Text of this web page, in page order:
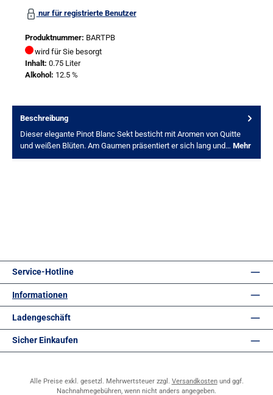
nur für registrierte Benutzer
Produktnummer: BARTPB
wird für Sie besorgt
Inhalt: 0.75 Liter
Alkohol: 12.5 %
Beschreibung
Dieser elegante Pinot Blanc Sekt besticht mit Aromen von Quitte
und weißen Blüten. Am Gaumen präsentiert er sich lang und… Mehr
Service-Hotline
Informationen
Ladengeschäft
Sicher Einkaufen
Alle Preise exkl. gesetzl. Mehrwertsteuer zzgl. Versandkostenund ggf.
Nachnahmegebühren, wenn nicht anders angegeben.